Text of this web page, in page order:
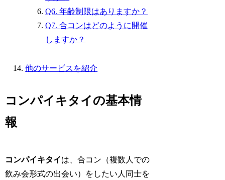
Q6. 年齢制限はありますか？
Q7. 合コンはどのように開催
しますか？
他のサービスを紹介
コンパイキタイの基本情
報
コンパイキタイは、合コン（複数人での
飲み会形式の出会い）をしたい人同士を